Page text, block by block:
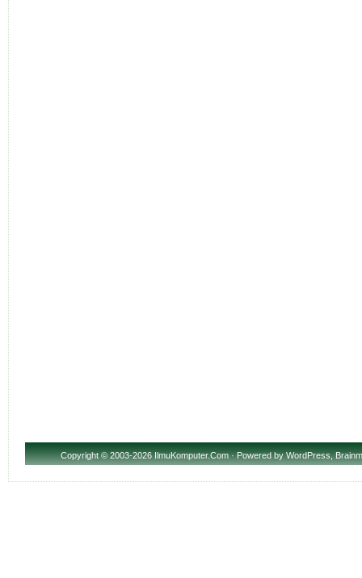
Copyright© 2003-2026 IlmuKomputer.Com · Powered byWordPress,